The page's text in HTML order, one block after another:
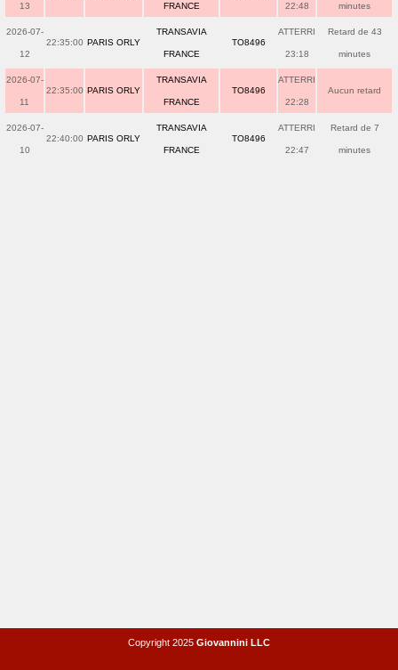
13 FRANCE 22:48 minutes
2026-07-
12
22:35:00 PARIS ORLY
TRANSAVIA
FRANCE
TO8496
ATTERRI
23:18
Retard de 43
minutes
2026-07-
11
22:35:00 PARIS ORLY
TRANSAVIA
FRANCE
TO8496
ATTERRI
22:28
Aucun retard
2026-07-
10
22:40:00 PARIS ORLY
TRANSAVIA
FRANCE
TO8496
ATTERRI
22:47
Retard de 7
minutes
Copyright 2025 Giovannini LLC